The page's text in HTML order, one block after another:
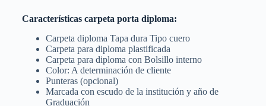
Características carpeta porta diploma:
Carpeta diploma Tapa dura Tipo cuero
Carpeta para diploma plastificada
Carpeta para diploma con Bolsillo interno
Color: A determinación de cliente
Punteras (opcional)
Marcada con escudo de la institución y año de
Graduación